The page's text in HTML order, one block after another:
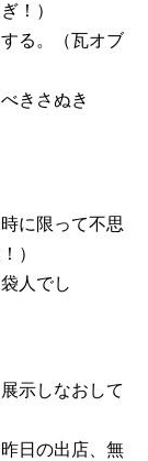
！）
る。（瓦オブ
きさぬき
に限って不思
）
人でし
示しなおして
日の出店、無